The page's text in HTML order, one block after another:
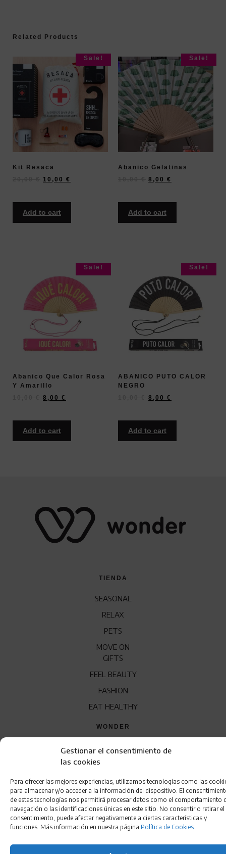
Gestionar el consentimiento de
las cookies
Para ofrecer las mejores experiencias, utilizamos tecnologías como las
para almacenar y/o acceder a la información del dispositivo. El
de estas tecnologías nos permitirá procesar datos como el comportamiento
navegación o las identificaciones únicas en este sitio. No consentir o retirar el
consentimiento, puede afectar negativamente a ciertas características y
funciones. Más información en nuestra página Política de Cookies.
Related Products
Sale!
Kit Resaca
10,00 €
Add to cart
Sale!
Abanico Gelatinas
8,00 €
Add to cart
Sale!
Abanico Que Calor Rosa
Y Amarillo
8,00 €
Add to cart
Sale!
ABANICO PUTO CALOR
NEGRO
8,00 €
Add to cart
TIENDA
SEASONAL
RELAX
PETS
MOVE ON
GIFTS
FEEL BEAUTY
FASHION
EAT HEALTHY
WONDER
QUÍENES SOMOS
CONTACTO
FRANQUICIA